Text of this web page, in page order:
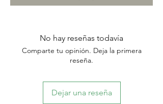
No hay reseñas todavía
Comparte tu opinión. Deja la primera
reseña.
Dejar una reseña